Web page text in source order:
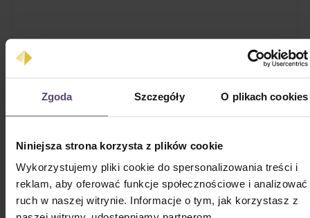
Zgoda Szczegóły O plikach cookies
Niniejsza strona korzysta z plików cookie
Wykorzystujemy pliki cookie do spersonalizowania treści i
reklam, aby oferować funkcje społecznościowe i analizować
ruch w naszej witrynie. Informacje o tym, jak korzystasz z
Plisa Cosiflor® F1 pomarańczowe tkaniny
Cena regularna:
Od209,92 zł